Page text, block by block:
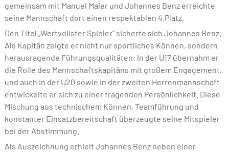
gemeinsam mit Manuel Maier und Johannes Benz erreichte
seine Mannschaft dort einen respektablen 4.Platz.
Den Titel „Wertvollster Spieler“ sicherte sich Johannes Benz.
Als Kapitän zeigte er nicht nur sportliches Können, sondern
herausragende Führungsqualitäten: In der U17 übernahm er
die Rolle des Mannschaftskapitäns mit großem Engagement,
und auch in der U20 sowie in der zweiten Herrenmannschaft
entwickelte er sich zu einer tragenden Persönlichkeit. Diese
Mischung aus technischem Können, Teamführung und
konstanter Einsatzbereitschaft überzeugte seine Mitspieler
bei der Abstimmung.
Als Auszeichnung erhielt Johannes Benz neben einer